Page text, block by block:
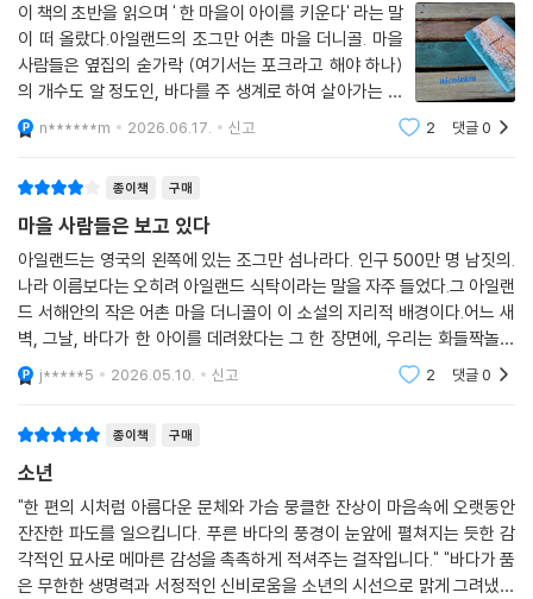
이 책의 초반을 읽으며 ' 한 마을이 아이를 키운다' 라는 말
이 떠 올랐다.아일랜드의 조그만 어촌 마을 더니골. 마을
사람들은 옆집의 숟가락 (여기서는 포크라고 해야 하나)
의 개수도 알 정도인, 바다를 주 생계로 하여 살아가는 마
을이다. 이러한 마을의 해변에 프라스틱 통이 밀려오고 그
안에는 갓난아기가 있었다. 마을사람들은 돌아가며 아이
n******m 2026.06.17. 신고 2 댓글0
종이책 구매
마을 사람들은 보고 있다
아일랜드는 영국의 왼쪽에 있는 조그만 섬나라다. 인구 500만 명 남짓의.
나라 이름보다는 오히려 아일랜드 식탁이라는 말을 자주 들었다.그 아일랜
드 서해안의 작은 어촌 마을 더니골이 이 소설의 지리적 배경이다.어느 새
벽, 그날, 바다가 한 아이를 데려왔다는 그 한 장면에, 우리는 화들짝놀랄
수밖에 없다. 낡은 수건과 털 스웨터 안에서 낑낑대며, 모시 쇼블린의품에
안겨 꼼지락거
j*****5 2026.05.10. 신고 2 댓글0
종이책 구매
소년
"한 편의 시처럼 아름다운 문체와 가슴 뭉클한 잔상이 마음속에 오랫동안
잔잔한 파도를 일으킵니다. 푸른 바다의 풍경이 눈앞에 펼쳐지는 듯한 감
각적인 묘사로 메마른 감성을 촉촉하게 적셔주는 걸작입니다." "바다가 품
은 무한한 생명력과 서정적인 신비로움을 소년의 시선으로 맑게 그려냈습